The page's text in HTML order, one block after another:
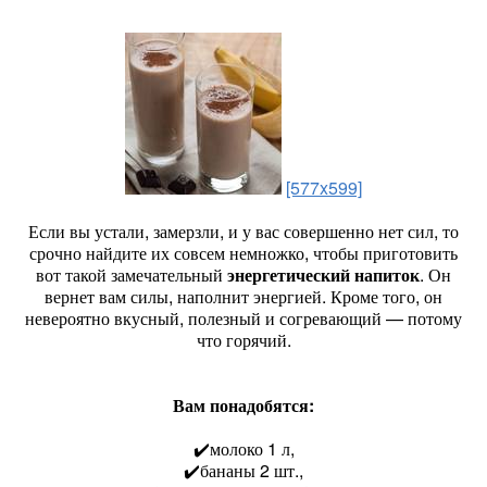
[577x599]
Если вы устали, замерзли, и у вас совершенно нет сил, то
срочно найдите их совсем немножко, чтобы приготовить
вот такой замечательный энергетический напиток. Он
вернет вам силы, наполнит энергией. Кроме того, он
невероятно вкусный, полезный и согревающий — потому
что горячий.
Вам понадобятся:
✔️молоко 1 л,
✔️бананы 2 шт.,